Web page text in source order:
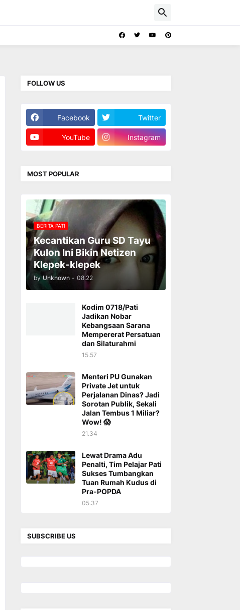
FOLLOW US
Facebook Twitter
YouTube Instagram
MOST POPULAR
BERITA PATI
Kecantikan Guru SD Tayu
Kulon Ini Bikin Netizen
Klepek-klepek
by Unknown - 08.22
Kodim 0718/Pati
Jadikan Nobar
Kebangsaan Sarana
Mempererat Persatuan
dan Silaturahmi
15.57
Menteri PU Gunakan
Private Jet untuk
Perjalanan Dinas? Jadi
Sorotan Publik, Sekali
Jalan Tembus 1 Miliar?
Wow! 😱
21.34
Lewat Drama Adu
Penalti, Tim Pelajar Pati
Sukses Tumbangkan
Tuan Rumah Kudus di
Pra-POPDA
05.37
SUBSCRIBE US